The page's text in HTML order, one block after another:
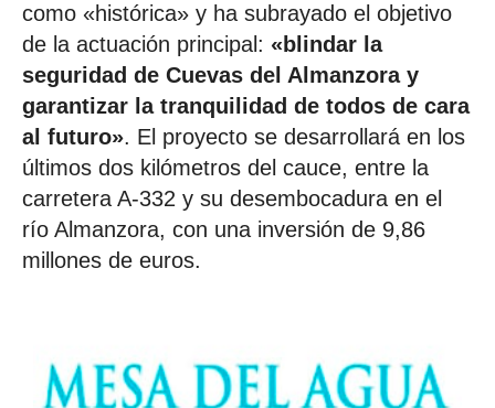
como «histórica» y ha subrayado el objetivo
de la actuación principal: «blindar la
seguridad de Cuevas del Almanzora y
garantizar la tranquilidad de todos de cara
al futuro». El proyecto se desarrollará en los
últimos dos kilómetros del cauce, entre la
carretera A-332 y su desembocadura en el
río Almanzora, con una inversión de 9,86
millones de euros.